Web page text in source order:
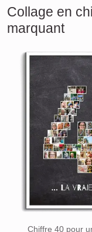
Collage en
marquant
Chiffre 40 pour